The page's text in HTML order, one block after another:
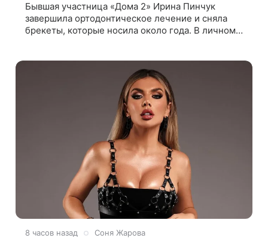
Бывшая участница «Дома 2» Ирина Пинчук
завершила ортодонтическое лечение и сняла
брекеты, которые носила около года. В личном
8 часов назад Соня Жарова